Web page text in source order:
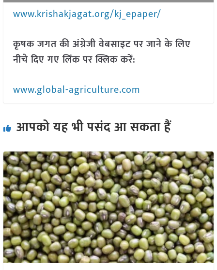
www.krishakjagat.org/kj_epaper/
कृषक जगत की अंग्रेजी वेबसाइट पर जाने के लिए
नीचे दिए गए लिंक पर क्लिक करें:
www.global-agriculture.com
आपको यह भी पसंद आ सकता हैं